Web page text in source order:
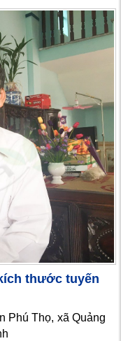
thước tuyến
Phú Thọ, xã Quảng